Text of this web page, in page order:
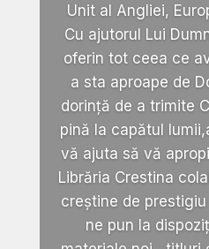
Unit al Angliei,
Cu ajutorul Lui
oferin tot ceea ce
a sta aproape de
dorință de a trimite
pină la capătul
vă ajuta să vă
Librăria Crestina
creștine de
ne pun la